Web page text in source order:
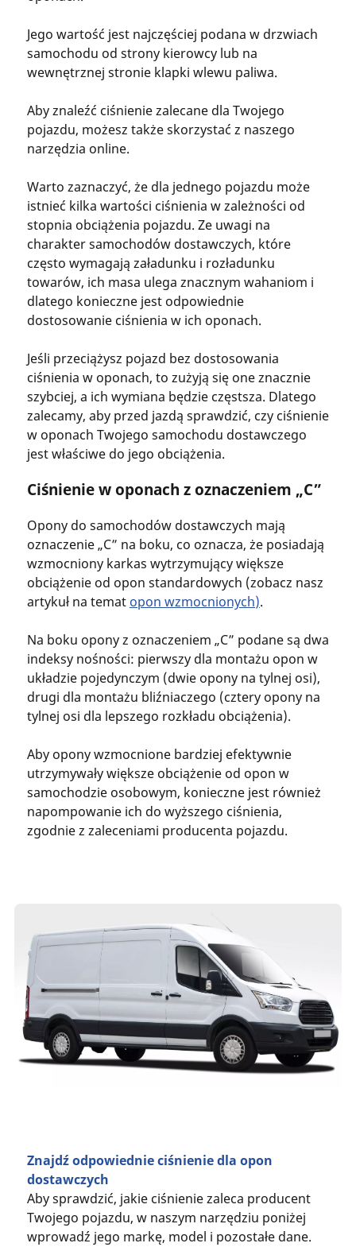
Jego wartość jest najczęściej podana w drzwiach
samochodu od strony kierowcy lub na
wewnętrznej stronie klapki wlewu paliwa.
Aby znaleźć ciśnienie zalecane dla Twojego
pojazdu, możesz także skorzystać z naszego
narzędzia online.
Warto zaznaczyć, że dla jednego pojazdu może
istnieć kilka wartości ciśnienia w zależności od
stopnia obciążenia pojazdu. Ze uwagi na
charakter samochodów dostawczych, które
często wymagają załadunku i rozładunku
towarów, ich masa ulega znacznym wahaniom i
dlatego konieczne jest odpowiednie
dostosowanie ciśnienia w ich oponach.
Jeśli przeciążysz pojazd bez dostosowania
ciśnienia w oponach, to zużyją się one znacznie
szybciej, a ich wymiana będzie częstsza. Dlatego
zalecamy, aby przed jazdą sprawdzić, czy ciśnienie
w oponach Twojego samochodu dostawczego
jest właściwe do jego obciążenia.
Ciśnienie w oponach z oznaczeniem „C”
Opony do samochodów dostawczych mają
oznaczenie „C” na boku, co oznacza, że posiadają
wzmocniony karkas wytrzymujący większe
obciążenie od opon standardowych (zobacz nasz
artykuł na temat opon wzmocnionych).
Na boku opony z oznaczeniem „C” podane są dwa
indeksy nośności: pierwszy dla montażu opon w
układzie pojedynczym (dwie opony na tylnej osi),
drugi dla montażu bliźniaczego (cztery opony na
tylnej osi dla lepszego rozkładu obciążenia).
Aby opony wzmocnione bardziej efektywnie
utrzymywały większe obciążenie od opon w
samochodzie osobowym, konieczne jest również
napompowanie ich do wyższego ciśnienia,
zgodnie z zaleceniami producenta pojazdu.
Znajdź odpowiednie ciśnienie dla opon
dostawczych
Aby sprawdzić, jakie ciśnienie zaleca producent
Twojego pojazdu, w naszym narzędziu poniżej
wprowadź jego markę, model i pozostałe dane.